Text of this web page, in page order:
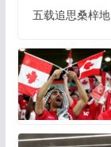
五载追思桑梓